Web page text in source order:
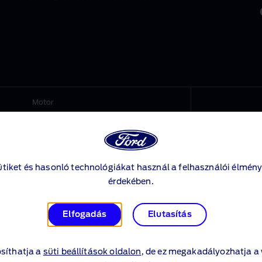
és hasonló technológiákat használ a felhasználói
érdekében.
Elfogadás Elutasítás
a süti beállítások oldalon , de ez megakadályozhatja
Motor
1500 cm 3‑től nagyobb